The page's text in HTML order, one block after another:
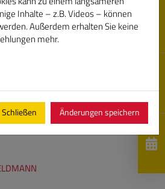
Inhalte – z.B. Videos – können
Außerdem erhalten Sie keine
mehr.
Schließen Änderungen speichern